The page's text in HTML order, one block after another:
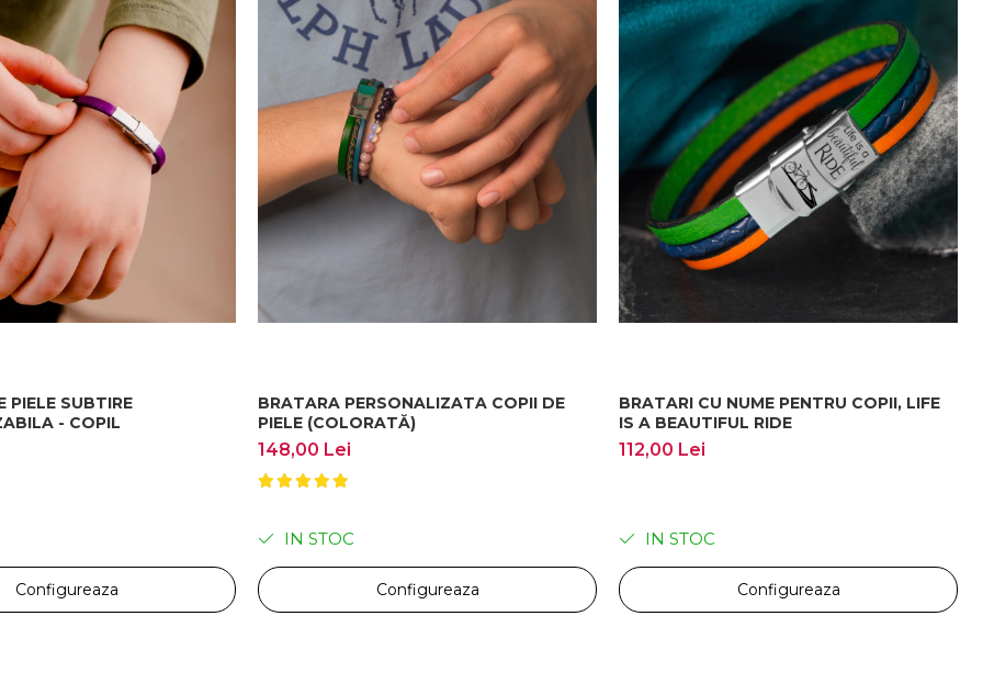
ajustarea lungimiidupă preferințe.
cu stilul tău.
Brățara vine ambalată într-o cutie elegantă de cadou
, pregătită să fie oferită unei persoane speciale.
PIELE SUBTIRE
- COPIL
Configureaza
BRATARA PERSONALIZATA COPII DE
PIELE (COLORATĂ)
148,00 Lei
IN STOC
Configureaza
BRATARI CU NUME PENTRU COPII, LIFE
IS A BEAUTIFUL RIDE
112,00 Lei
IN STOC
Configureaza